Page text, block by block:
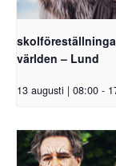
världen – Lund
13 augusti | 08:00 -